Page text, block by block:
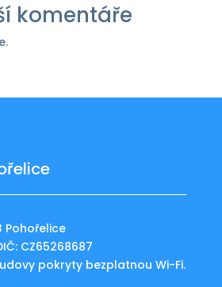
komentáře
Pohořelice
CZ65268687
pokryty bezplatnou Wi-Fi.